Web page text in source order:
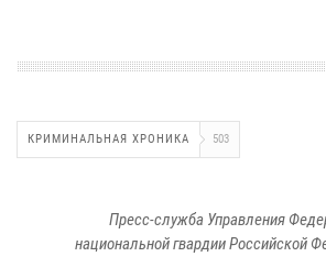
КРИМИНАЛЬНАЯ ХРОНИКА 503
Пресс-служба Управления
национальной гвардии Российской